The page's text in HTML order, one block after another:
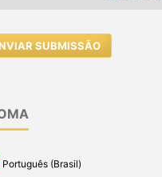
SUBMISSÃO
Português (Brasil)